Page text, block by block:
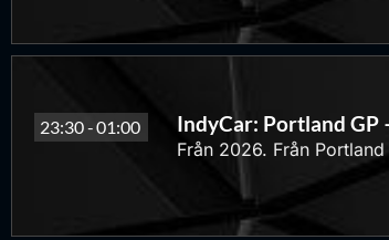
23:30 -01:00 IndyCar: Portland GP
Från 2026. Från